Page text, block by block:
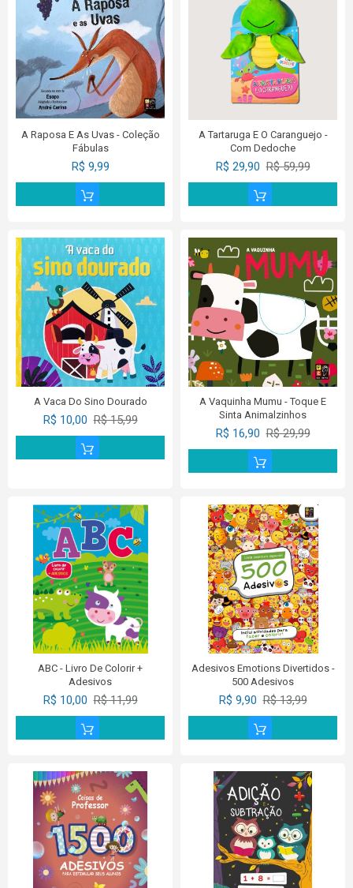
A Raposa E As Uvas - Coleção
Fábulas
R$ 9,99
A Tartaruga E O Caranguejo -
Com Dedoche
R$ 29,90 R$ 59,99
A Vaca Do Sino Dourado
R$ 10,00 R$ 15,99
A Vaquinha Mumu - Toque E
Sinta Animalzinhos
R$ 16,90 R$ 29,99
ABC - Livro De Colorir +
Adesivos
R$ 10,00 R$ 11,99
Adesivos Emotions Divertidos -
500 Adesivos
R$ 9,90 R$ 13,99